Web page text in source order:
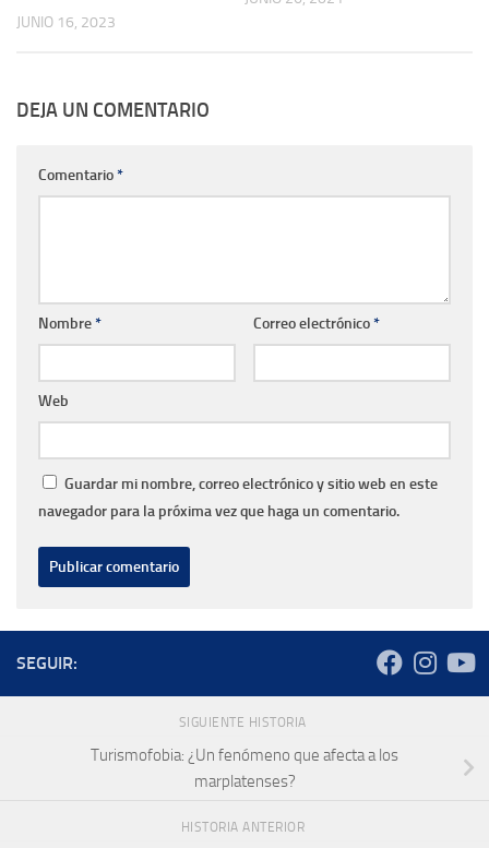
JUNIO 16, 2023
DEJA UN COMENTARIO
Comentario*
Nombre* Correo electrónico*
Web
Guardar mi nombre, correo electrónico y sitio web en este
navegador para la próxima vez que haga un comentario.
SEGUIR:
SIGUIENTE HISTORIA
Turismofobia: ¿Un fenómeno que afecta a los
marplatenses?
HISTORIA ANTERIOR